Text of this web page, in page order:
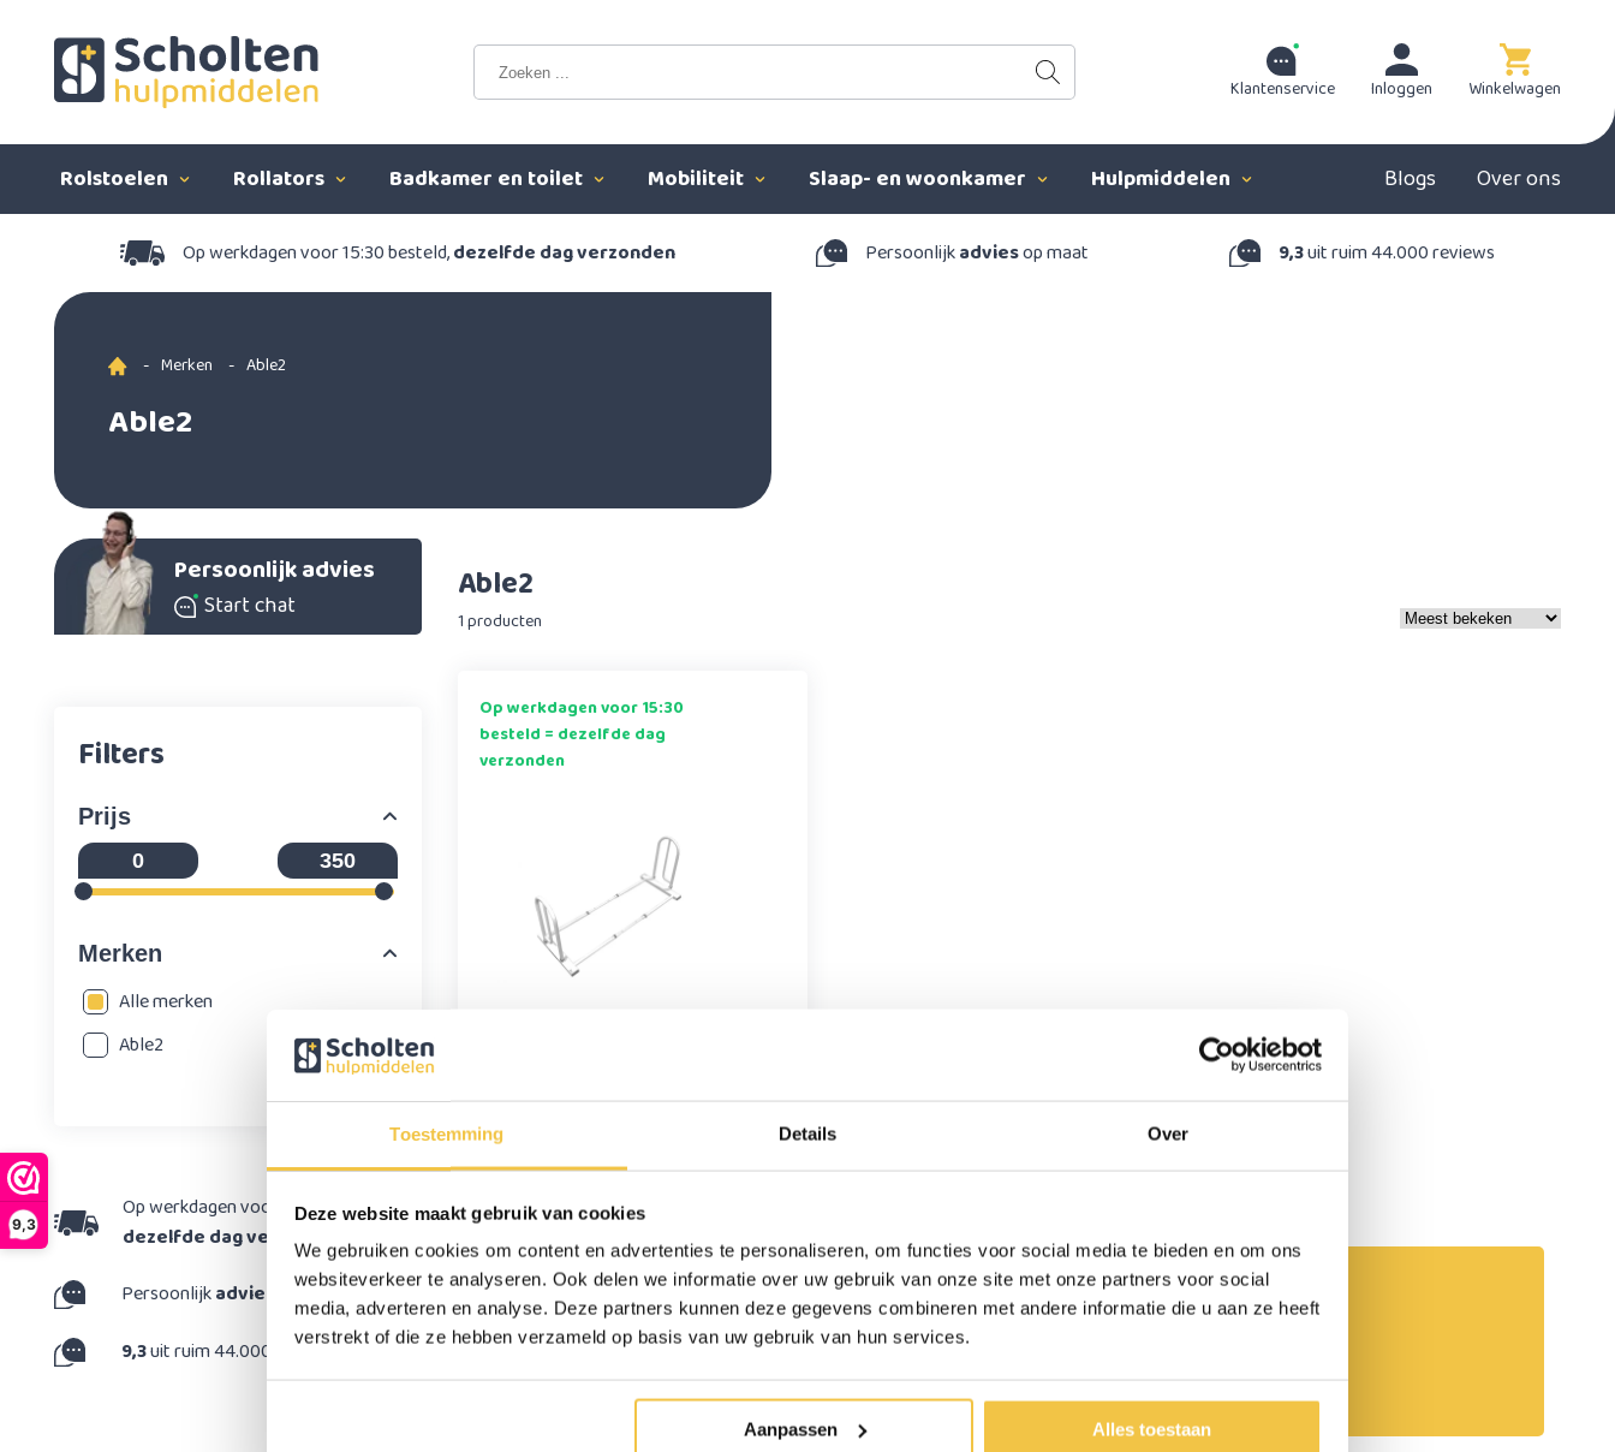
Toestemming Details Over
Deze website maakt gebruik van cookies
We gebruiken cookies om content en advertenties te personaliseren, om functies voor social media te bieden en om ons
websiteverkeer te analyseren. Ook delen we informatie over uw gebruik van onze site met onze partners voor social
media, adverteren en analyse. Deze partners kunnen deze gegevens combineren met andere informatie die u aan ze heeft
verstrekt of die ze hebben verzameld op basis van uw gebruik van hun services.
Aanpassen Alles toestaan
9,3
Klantenservice Inloggen Winkelwagen
Rolstoelen Rollators Badkamer en toilet Mobiliteit Slaap- en woonkamer Hulpmiddelen Blogs Over ons
Op werkdagen voor 15:30 besteld,dezelfde dag verzonden Persoonlijkadviesop maat 9,3uit ruim 44.000 reviews
- Merken - Able2
Able2
Persoonlijk advies
Start chat
Filters
Prijs
Merken
Alle merken
Able2
Op werkdagen voor 15:30 besteld,
dezelfde dag verzonden
Persoonlijkadvies
op maat
9,3uit ruim 44.000 reviews
Able2
1 producten
Op werkdagen voor 15:30
besteld = dezelfde dag
verzonden
329,-
Hulp nodig bij het
maken van een keuze?
Persoonlijk advies